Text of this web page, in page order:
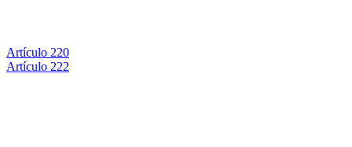
Artículo 220
Artículo 222